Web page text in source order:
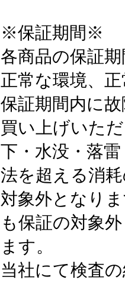
※保証期間※
各商品の保証
正常な環境、
保証期間内に
買い上げいた
下・水没・落
法を超える消
対象外となり
も保証の対象
ます。
当社にて検査